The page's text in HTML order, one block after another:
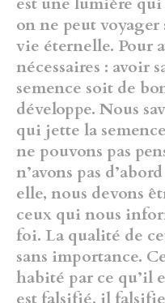
on ne peut
vie éternelle. Pour
nécessaires : avoir
semence soit de
développe. Nous
qui jette la
ne pouvons pas
n’avons pas d’abord
elle, nous devons
ceux qui nous
foi. La qualité de
sans importance.
habité par ce qu’il
est falsifié, il